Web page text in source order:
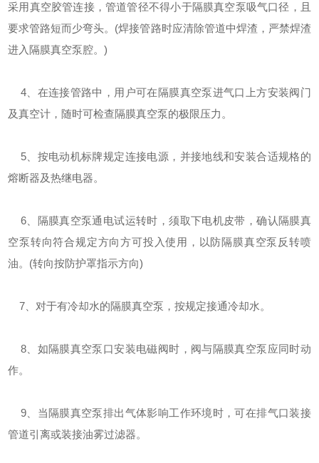
采用真空胶管连接，管道管径不得小于隔膜真空泵吸气口径，且
要求管路短而少弯头。(焊接管路时应清除管道中焊渣，严禁焊渣
进入隔膜真空泵腔。)
4、在连接管路中，用户可在隔膜真空泵进气口上方安装阀门
及真空计，随时可检查隔膜真空泵的极限压力。
5、按电动机标牌规定连接电源，并接地线和安装合适规格的
熔断器及热继电器。
6、隔膜真空泵通电试运转时，须取下电机皮带，确认隔膜真
空泵转向符合规定方向方可投入使用，以防隔膜真空泵反转喷
油。(转向按防护罩指示方向)
7、对于有冷却水的隔膜真空泵，按规定接通冷却水。
8、如隔膜真空泵口安装电磁阀时，阀与隔膜真空泵应同时动
作。
9、当隔膜真空泵排出气体影响工作环境时，可在排气口装接
管道引离或装接油雾过滤器。